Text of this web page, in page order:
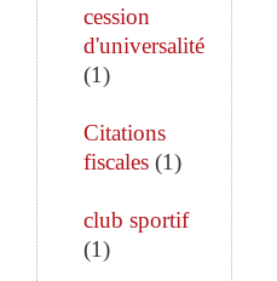
cession
d'universalité
(1)
Citations
fiscales (1)
club sportif
(1)